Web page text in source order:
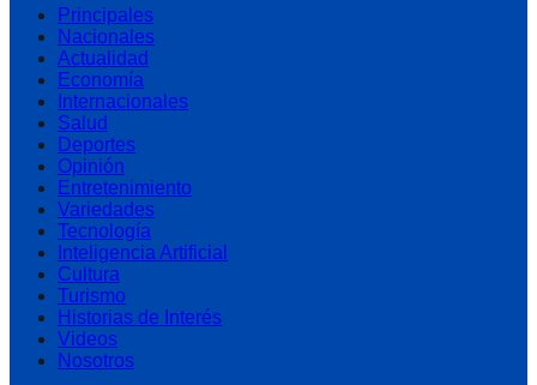
Principales
Nacionales
Actualidad
Economía
Internacionales
Salud
Deportes
Opinión
Entretenimiento
Variedades
Tecnología
Inteligencia Artificial
Cultura
Turismo
Historias de Interés
Videos
Nosotros